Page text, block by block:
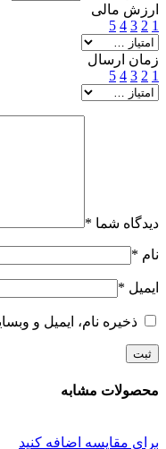
ارزش مالی
1
2
3
4
5
زمان ارسال
1
2
3
4
5
دیدگاه شما *
نام *
ایمیل *
ذخیره نام، ایمیل و
محصولات مشابه
برای مقایسه اضافه کنید